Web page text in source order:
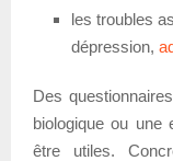
les troubles
dépression,
Des
biologique ou une
être utiles.